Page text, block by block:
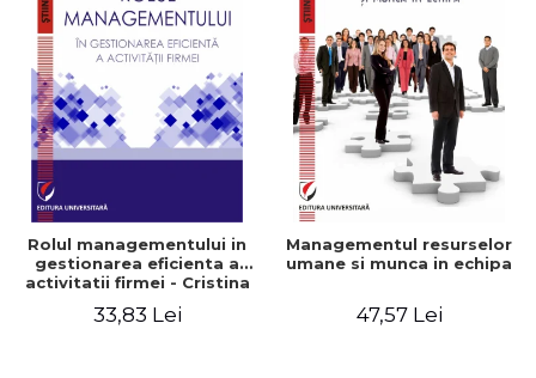
Rolul managementului in
gestionarea eficienta a
activitatii firmei - Cristina
Gabriel Nastase, Mihaela-
33,83 Lei
Managementul resurselor
umane si munca in echipa
47,57 Lei